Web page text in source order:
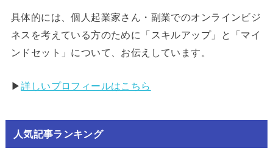
具体的には、個人起業家さん・副業でのオンラインビジ
ネスを考えている方のために「スキルアップ」と「マイ
ンドセット」について、お伝えしています。
▶︎詳しいプロフィールはこちら
人気記事ランキング